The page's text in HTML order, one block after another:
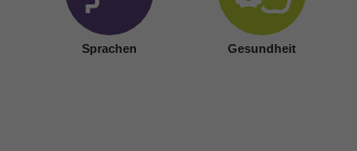
Sprachen Gesundheit